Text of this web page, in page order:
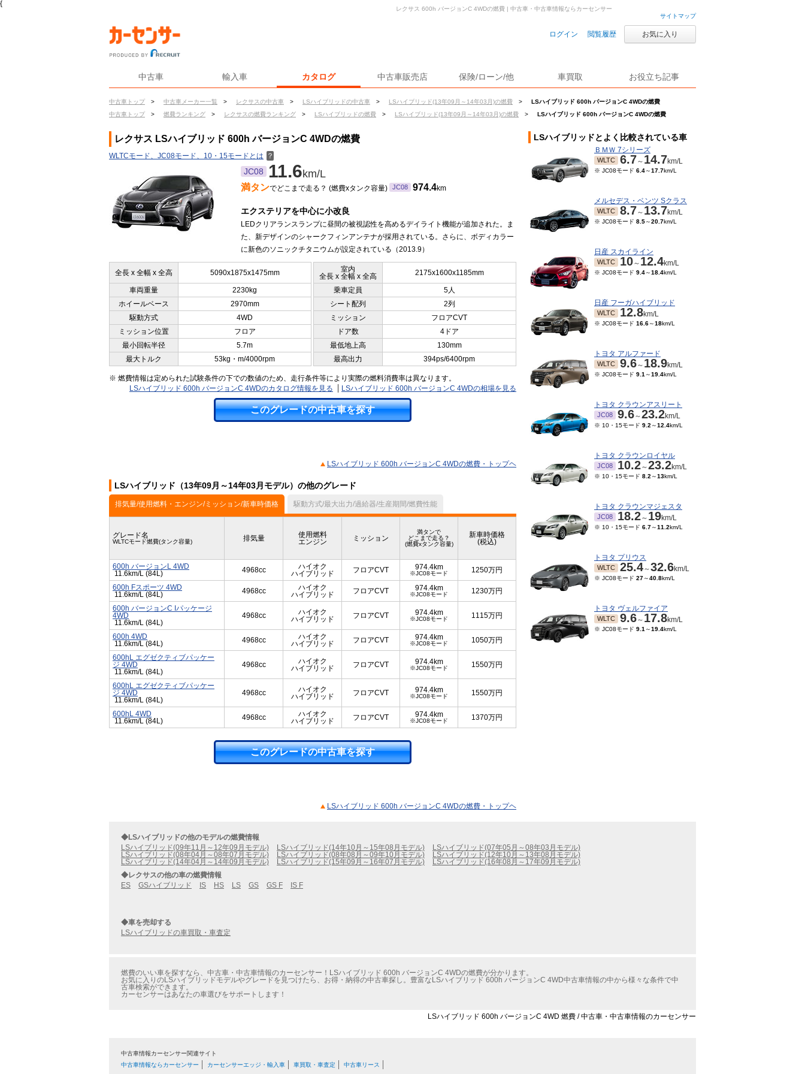
{
サイトマップ
ログイン 閲覧履歴 お気に入り
中古車 輸入車 カタログ 中古車販売店 保険/ローン/他 車買取 お役立ち記事
中古車トップ > 中古車メーカー一覧 > レクサスの中古車 > LSハイブリッドの中古車 > LSハイブリッド(13年09月～14年03月)の燃費 >
LSハイブリッド 600h バージョンC 4WDの燃費
中古車トップ
> 燃費ランキング > レクサスの燃費ランキング > LSハイブリッドの燃費 > LSハイブリッド(13年09月～14年03月)の燃費 > LSハイブリッド 600h バージョンC 4WDの燃費
レクサス 600h バージョンC 4WDの燃費 | 中古車・中古車情報ならカーセンサー
レクサス LSハイブリッド 600h バージョンC 4WDの燃費
WLTCモード、JC08モード、10・15モードとは ？
JC08 11.6km/L
満タンでどこまで走る？ (燃費xタンク容量) JC08 974.4km
エクステリアを中心に小改良
LEDクリアランスランプに昼間の被視認性を高めるデイライト機能が追加された。ま
た、新デザインのシャークフィンアンテナが採用されている。さらに、ボディカラー
に新色のソニックチタニウムが設定されている（2013.9）
全長 x 全幅 x 全高 5090x1875x1475mm
室内
全長 x 全幅 x 全高
2175x1600x1185mm
車両重量 2230kg 乗車定員
5人
ホイールベース
2970mm シート配列
2列
駆動方式
4WD ミッション
フロアCVT
ミッション位置
フロア ドア数
4ドア
最小回転半径
5.7m 最低地上高
130mm
最大トルク
53kg・m/4000rpm 最高出力 394ps/6400rpm
※ 燃費情報は定められた試験条件の下での数値のため、走行条件等により実際の燃料消費率は異なります。
LSハイブリッド 600h バージョンC 4WDのカタログ情報を見る
LSハイブリッド 600h バージョンC 4WDの相場を見る
このグレードの中古車を探す
LSハイブリッド 600h バージョンC 4WDの燃費・トップヘ
LSハイブリッド（13年09月～14年03月モデル）の他のグレード
排気量/使用燃料・エンジン/ミッション/新車時価格 駆動方式/最大出力/過給器/生産期間/燃費性能
グレード名
WLTCモード燃費(タンク容量) 排気量
使用燃料
エンジン
ミッション
満タンで
どこまで走る？
(燃費xタンク容量)
新車時価格
(税込)
600h バージョンL 4WD
11.6km/L (84L)
4968cc
ハイオク
ハイブリッド
フロアCVT 974.4km
※JC08モード 1250万円
600h Fスポーツ 4WD
11.6km/L (84L)
4968cc
ハイオク
ハイブリッド
フロアCVT 974.4km
※JC08モード 1230万円
600h バージョンC Iパッケージ
4WD
11.6km/L (84L)
4968cc
ハイオク
ハイブリッド
フロアCVT 974.4km
※JC08モード 1115万円
600h 4WD
11.6km/L (84L)
4968cc
ハイオク
ハイブリッド
フロアCVT 974.4km
※JC08モード 1050万円
600hL エグゼクティブパッケー
ジ 4WD
11.6km/L (84L)
4968cc
ハイオク
ハイブリッド
フロアCVT 974.4km
※JC08モード 1550万円
600hL エグゼクティブパッケー
ジ 4WD
11.6km/L (84L)
4968cc
ハイオク
ハイブリッド
フロアCVT 974.4km
※JC08モード 1550万円
600hL 4WD
11.6km/L (84L)
4968cc
ハイオク
ハイブリッド
フロアCVT 974.4km
※JC08モード 1370万円
このグレードの中古車を探す
LSハイブリッド 600h バージョンC 4WDの燃費・トップヘ
LSハイブリッドとよく比較されている車
ＢＭＷ 7シリーズ
WLTC 6.7～ 14.7km/L
※ JC08モード 6.4～17.7km/L
メルセデス・ベンツ Sクラス
WLTC 8.7～ 13.7km/L
※ JC08モード 8.5～20.7km/L
日産 スカイライン
WLTC 10～ 12.4km/L
※ JC08モード 9.4～18.4km/L
日産 フーガハイブリッド
WLTC 12.8km/L
※ JC08モード 16.6～18km/L
トヨタ アルファード
WLTC 9.6～ 18.9km/L
※ JC08モード 9.1 ～19.4km/L
トヨタ クラウンアスリート
JC08 9.6～23.2km/L
※ 10・15モード 9.2 ～12.4km/L
トヨタ クラウンロイヤル
JC08 10.2～23.2km/L
※ 10・15モード 8.2 ～13km/L
トヨタ クラウンマジェスタ
JC08 18.2～ 19km/L
※ 10・15モード 6.7～11.2km/L
トヨタ プリウス
WLTC 25.4～32.6km/L
※ JC08モード 27～40.8km/L
トヨタ ヴェルファイア
WLTC 9.6～ 17.8km/L
※ JC08モード 9.1 ～19.4km/L
◆LSハイブリッドの他のモデルの燃費情報
LSハイブリッド(09年11月～12年09月モデル)
LSハイブリッド(14年10月～15年08月モデル)
LSハイブリッド(07年05月～08年03月モデル)
LSハイブリッド(08年04月～08年07月モデル)
LSハイブリッド(08年08月～09年10月モデル)
LSハイブリッド(12年10月～13年08月モデル)
LSハイブリッド(14年04月～14年09月モデル)
LSハイブリッド(15年09月～16年07月モデル)
LSハイブリッド(16年08月～17年09月モデル)
◆レクサスの他の車の燃費情報
ES
GSハイブリッド IS HS LS GS GS F IS F
◆車を売却する
LSハイブリッドの車買取・車査定
燃費のいい車を探すなら、中古車・中古車情報のカーセンサー！LSハイブリッド 600h バージョンC 4WDの燃費が分かります。
お気に入りのLSハイブリッドモデルやグレードを見つけたら、お得・納得の中古車探し。豊富なLSハイブリッド 600h バージョンC 4WD中古車情報の中から様々な条件で中
古車検索ができます。
カーセンサーはあなたの車選びをサポートします！
LSハイブリッド 600h バージョンC 4WD 燃費 / 中古車・中古車情報のカーセンサー
中古車情報カーセンサー関連サイト
中古車情報ならカーセンサー
カーセンサーエッジ・輸入車 車買取・車査定 中古車リース